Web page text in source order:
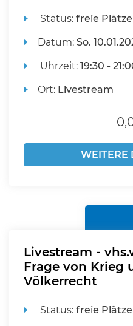
Status:freie Plätze
Datum:So.
Uhrzeit:19:30 -
Ort: Livestream
WEITERE
Livestream -
Frage von Krieg
Völkerrecht
Status:freie Plätze